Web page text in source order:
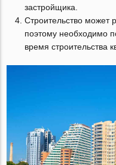
застройщика.
Строительство может
поэтому необходимо
время строительства